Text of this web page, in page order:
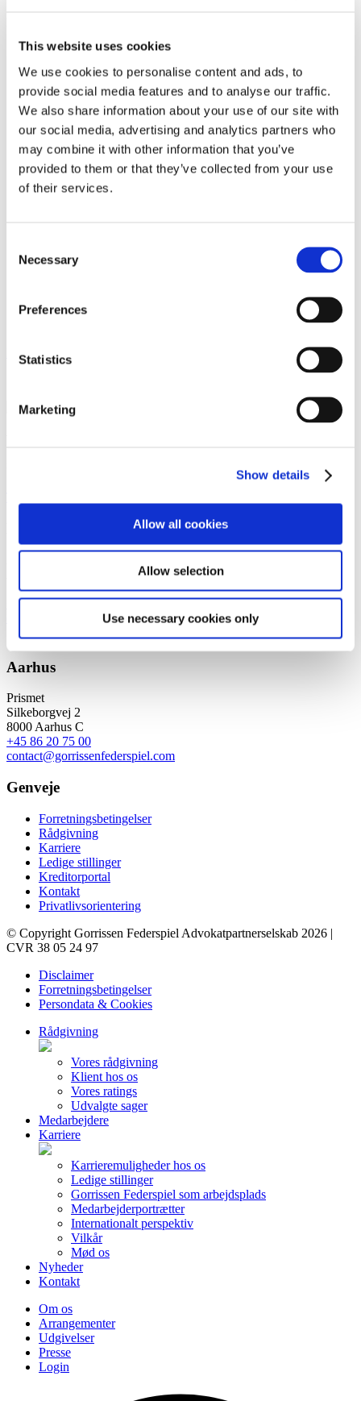
This website uses cookies
We use cookies to personalise content and ads, to
provide social media features and to analyse our traffic.
We also share information about your use of our site with
our social media, advertising and analytics partners who
may combine it with other information that you’ve
provided to them or that they’ve collected from your use
of their services.
Selection
Necessary
Preferences
Statistics
Marketing
Show details
Allow all cookies
Allow selection
Use necessary cookies only
Læs årsrapporten 2023
1609 København V
+45 33 41 41 41
contact@gorrissenfederspiel.com
Aarhus
Prismet
Silkeborgvej 2
8000 Aarhus C
+45 86 20 75 00
contact@gorrissenfederspiel.com
Genveje
Forretningsbetingelser
Rådgivning
Karriere
Ledige stillinger
Kreditorportal
Kontakt
Privatlivsorientering
© Copyright Gorrissen Federspiel Advokatpartnerselskab 2026 |
CVR 38 05 24 97
Disclaimer
Forretningsbetingelser
Persondata & Cookies
Rådgivning
Vores rådgivning
Klient hos os
Vores ratings
Udvalgte sager
Medarbejdere
Karriere
Karrieremuligheder hos os
Ledige stillinger
Gorrissen Federspiel som arbejdsplads
Medarbejderportrætter
Internationalt perspektiv
Vilkår
Mød os
Nyheder
Kontakt
Om os
Arrangementer
Udgivelser
Presse
Login